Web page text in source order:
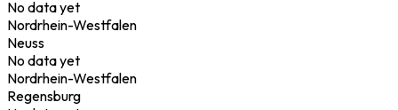
No data yet
Nordrhein-Westfalen
Neuss
No data yet
Nordrhein-Westfalen
Regensburg